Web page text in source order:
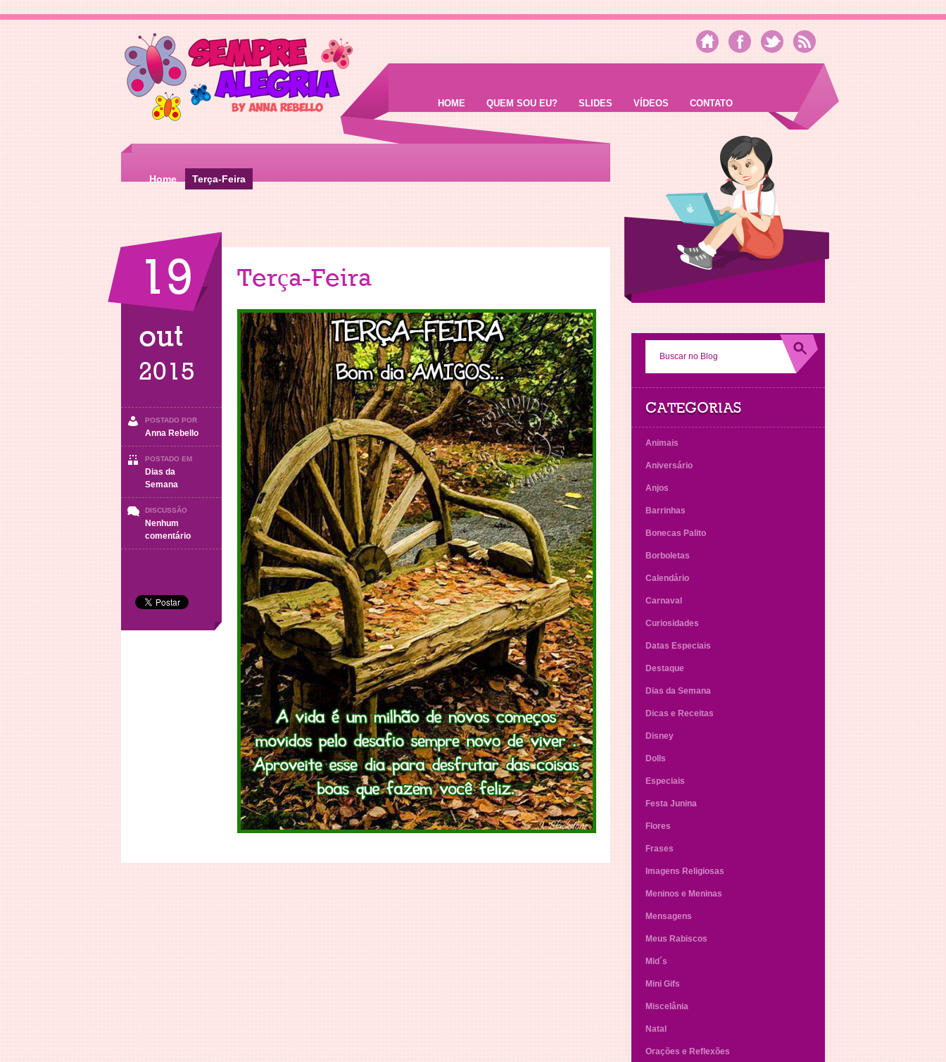
HOME QUEM SOU EU? SLIDES VÍDEOS CONTATO
Home Terça-Feira
19
out
2015
POSTADO POR
Anna Rebello
POSTADO EM
Dias da
Semana
DISCUSSÃO
Nenhum
comentárioem
Terça-
Terça-Feira
CATEGORIAS
Animais
Aniversário
Anjos
Barrinhas
Bonecas Palito
Borboletas
Calendário
Carnaval
Curiosidades
Datas Especiais
Destaque
Dias da Semana
Dicas e Receitas
Disney
Dolls
Especiais
Festa Junina
Flores
Frases
Imagens Religiosas
Meninos e Meninas
Mensagens
Meus Rabiscos
Mid´s
Mini Gifs
Miscelânia
Natal
Orações e Reflexões